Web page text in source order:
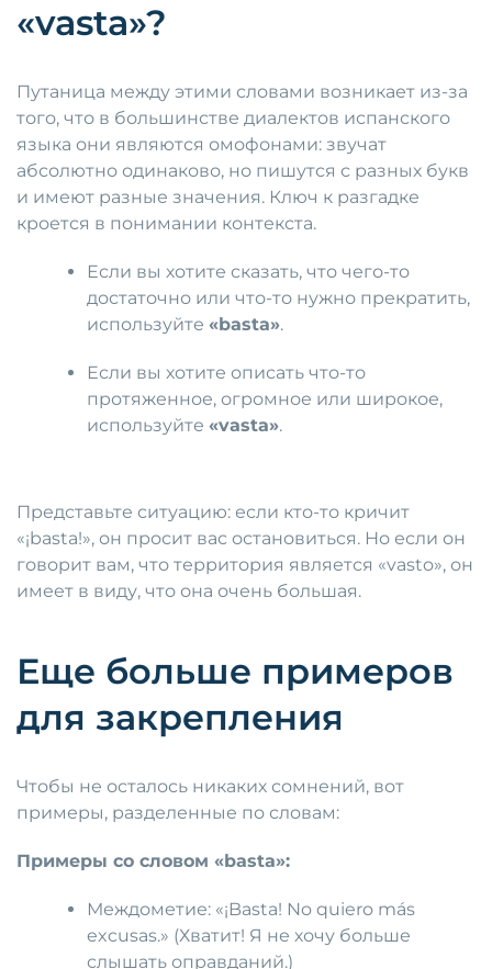
«vasta»?
Путаница между этими словами возникает из-за
того, что в большинстве диалектов испанского
языка они являются омофонами: звучат
абсолютно одинаково, но пишутся с разных букв
и имеют разные значения. Ключ к разгадке
кроется в понимании контекста.
Если вы хотите сказать, что чего-то
достаточно или что-то нужно прекратить,
используйте«basta».
Если вы хотите описать что-то
протяженное, огромное или широкое,
используйте«vasta».
Представьте ситуацию: если кто-то кричит
«¡basta!», он просит вас остановиться. Но если он
говорит вам, что территория является «vasto», он
имеет в виду, что она очень большая.
Еще больше примеров
для закрепления
Чтобы не осталось никаких сомнений, вот
примеры, разделенные по словам:
Примеры со словом «basta»:
Междометие: «¡Basta! No quiero más
excusas.» (Хватит! Я не хочу больше
слышать оправданий.)